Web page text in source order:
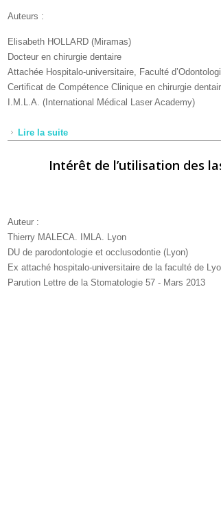
Auteurs :
Elisabeth HOLLARD (Miramas)
Docteur en chirurgie dentaire
Attachée Hospitalo-universitaire, Faculté
Certificat de Compétence Clinique en chirurgie
I.M.L.A. (International Médical Laser Academy)
Lire la suite
Intérêt de l’utilisation des
Auteur :
Thierry MALECA. IMLA. Lyon
DU de parodontologie et occlusodontie (Lyon)
Ex attaché hospitalo-universitaire de la faculté de
Parution Lettre de la Stomatologie 57 - Mars 2013